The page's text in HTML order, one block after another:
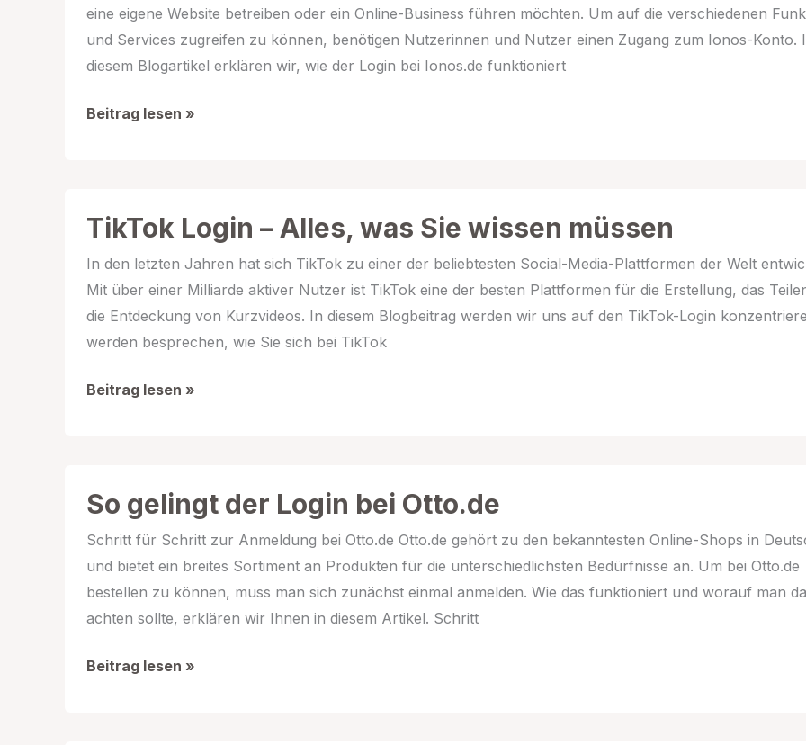
bei
Wikipedia.org
eine eigene Website betreiben oder ein Online-Business führen möchten. Um auf die verschiedenen
und Services zugreifen zu können, benötigen Nutzerinnen und Nutzer einen Zugang zum Ionos-Konto.
diesem Blogartikel erklären wir, wie der Login bei Ionos.de funktioniert
So
bei
Ionos.de
–
Eine
Schritt-
für-
Anleitung
Beitrag lesen »
TikTok Login – Alles, was Sie wissen müssen
In den letzten Jahren hat sich TikTok zu einer der beliebtesten Social-Media-Plattformen der Welt
Mit über einer Milliarde aktiver Nutzer ist TikTok eine der besten Plattformen für die Erstellung, das
die Entdeckung von Kurzvideos. In diesem Blogbeitrag werden wir uns auf den TikTok-Login
werden besprechen, wie Sie sich bei TikTok
TikTok
was
Sie
wissen
müssen
Beitrag lesen »
So gelingt der Login bei Otto.de
Schritt für Schritt zur Anmeldung bei Otto.de Otto.de gehört zu den bekanntesten Online-Shops in
und bietet ein breites Sortiment an Produkten für die unterschiedlichsten Bedürfnisse an. Um bei Otto.de
bestellen zu können, muss man sich zunächst einmal anmelden. Wie das funktioniert und worauf man
achten sollte, erklären wir Ihnen in diesem Artikel. Schritt
So
Beitrag lesen »